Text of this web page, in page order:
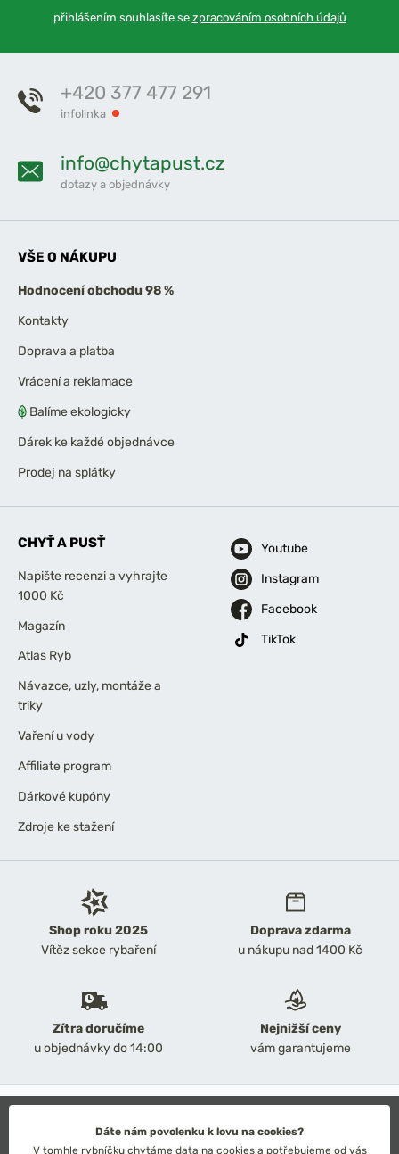
přihlášením souhlasíte se zpracováním osobních údajů
Shop roku 2025
Vítěz sekce rybaření
Doprava zdarma
u nákupu nad 1400 Kč
Zítra doručíme
u objednávky do 14:00
Nejnižší ceny
vám garantujeme
+420 377 477 291
infolinka
info@chytapust.cz
dotazy a objednávky
VŠE O NÁKUPU
Hodnocení obchodu 98 %
Kontakty
Doprava a platba
Vrácení a reklamace
Balíme ekologicky
Dárek ke každé objednávce
Prodej na splátky
CHYŤ A PUSŤ
Napište recenzi a vyhrajte
1000 Kč
Magazín
Atlas Ryb
Návazce, uzly, montáže a
triky
Vaření u vody
Affiliate program
Dárkové kupóny
Zdroje ke stažení
Youtube
Instagram
Facebook
TikTok
Obchodní podmínky
Ochrana osobních údajů
Dáte nám povolenku k lovu na cookies?
V tomhle rybníčku chytáme data na cookies a potřebujeme od vás